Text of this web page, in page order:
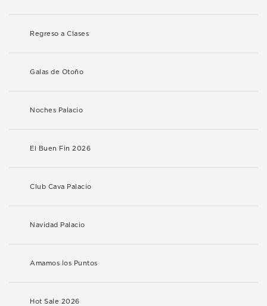
Regreso a Clases
Galas de Otoño
Noches Palacio
El Buen Fin 2026
Club Cava Palacio
Navidad Palacio
Amamos los Puntos
Hot Sale 2026